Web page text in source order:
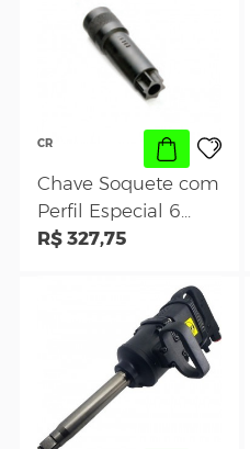
Sigma SGT 0564
R$ 2.565,13
Chave Soquete com
Perfil Especial 6
Lados para
Parafuso-Válvula do
R$ 327,75